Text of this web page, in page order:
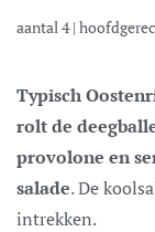
aantal 4|
Typisch Oostenrijks comfort food: speckknoedel! Je
rolt de
provolone en
salade. De
intrekken.